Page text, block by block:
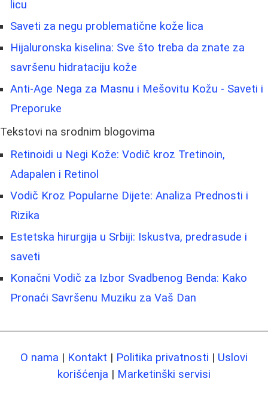
licu
Saveti za negu problematične kože lica
Hijaluronska kiselina: Sve što treba da znate za
savršenu hidrataciju kože
Anti-Age Nega za Masnu i Mešovitu Kožu - Saveti i
Preporuke
Tekstovi na srodnim blogovima
Retinoidi u Negi Kože: Vodič kroz Tretinoin,
Adapalen i Retinol
Vodič Kroz Popularne Dijete: Analiza Prednosti i
Rizika
Estetska hirurgija u Srbiji: Iskustva, predrasude i
saveti
Konačni Vodič za Izbor Svadbenog Benda: Kako
Pronaći Savršenu Muziku za Vaš Dan
O nama | Kontakt | Politika privatnosti | Uslovi
korišćenja | Marketinški servisi